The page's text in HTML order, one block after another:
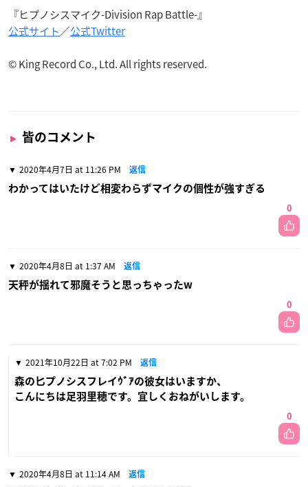
『ヒプノシスマイク-Division Rap Battle-』
公式サイト／公式Twitter
© King Record Co., Ltd. All rights reserved.
皆のコメント
2020年4月7日 at 11:26 PM 返信
わかってはいたけど相変わらずマイクの個性が強すぎる
0
2020年4月8日 at 1:37 AM 返信
天秤が揺れて邪魔そうと思っちゃったw
0
2021年10月22日 at 7:02 PM 返信
森の匕プノシスフレイｳﾞｱの彼女はいますか、
こんにちは足羽里穂です。宜しくおねがいします。
0
2020年4月8日 at 11:14 AM 返信